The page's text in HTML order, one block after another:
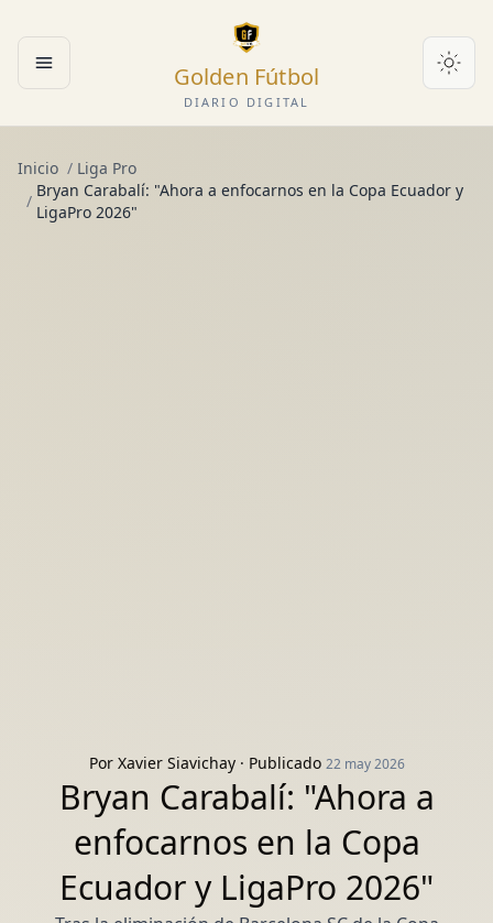
Abrir menú Golden Fútbol
DIARIO DIGITAL
Inicio / Liga Pro
/
Bryan Carabalí: "Ahora a enfocarnos en la Copa Ecuador y
LigaPro 2026"
Por Xavier Siavichay· Publicado 22 may 2026
Bryan Carabalí: "Ahora a
enfocarnos en la Copa
Ecuador y LigaPro 2026"